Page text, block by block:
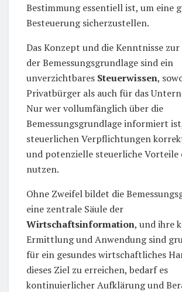
Bestimmung essentiell ist, um eine
Besteuerung sicherzustellen.
Das Konzept und die Kenntnisse
der Bemessungsgrundlage sind ein
unverzichtbares Steuerwissen,
Privatbürger als auch für das
Nur wer vollumfänglich über die
Bemessungsgrundlage informiert
steuerlichen Verpflichtungen
und potenzielle steuerliche
nutzen.
Ohne Zweifel bildet die
eine zentrale Säule der
Wirtschaftsinformation, und ihre
Ermittlung und Anwendung sind
für ein gesundes wirtschaftliches
dieses Ziel zu erreichen, bedarf es
kontinuierlicher Aufklärung und